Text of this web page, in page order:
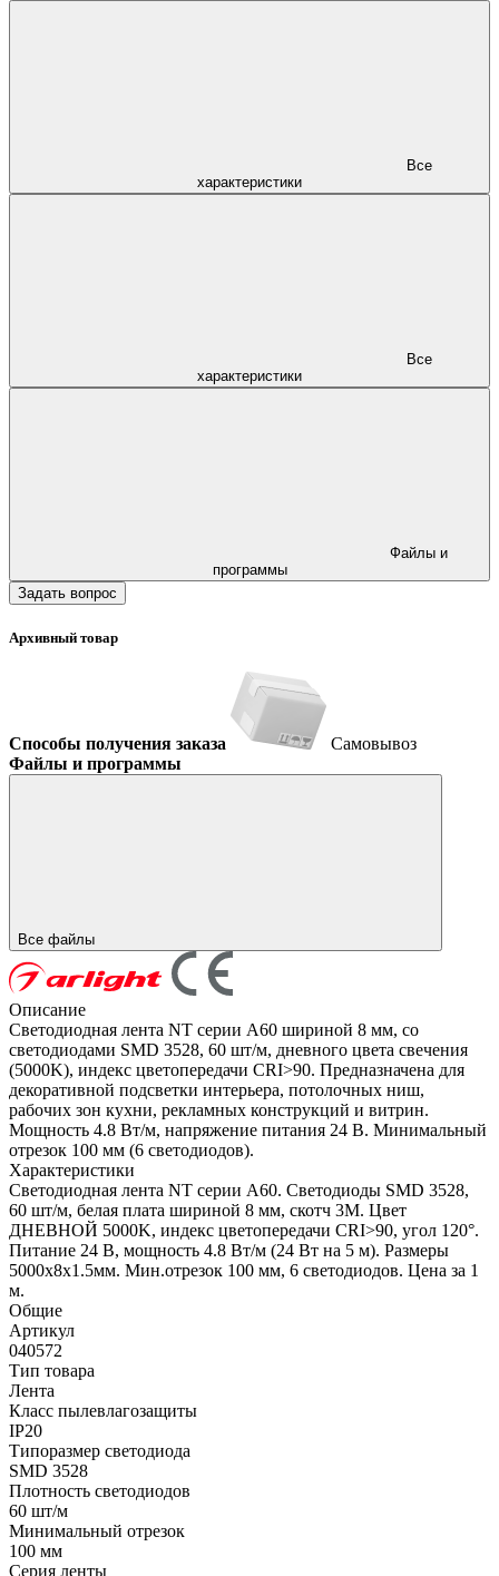
характеристики
характеристики
программы
Задать вопрос
Архивный товар
Способы получения заказа
Самовывоз
Файлы и программы
Все файлы
Описание
Светодиодная лента NT серии A60 шириной 8 мм, со
светодиодами SMD 3528, 60 шт/м, дневного цвета свечения
(5000K), индекс цветопередачи CRI>90. Предназначена для
декоративной подсветки интерьера, потолочных ниш,
рабочих зон кухни, рекламных конструкций и витрин.
Мощность 4.8 Вт/м, напряжение питания 24 В. Минимальный
отрезок 100 мм (6 светодиодов).
Характеристики
Светодиодная лента NT серии A60. Светодиоды SMD 3528,
60 шт/м, белая плата шириной 8 мм, скотч 3M. Цвет
ДНЕВНОЙ 5000K, индекс цветопередачи CRI>90, угол 120°.
Питание 24 В, мощность 4.8 Вт/м (24 Вт на 5 м). Размеры
5000х8x1.5мм. Мин.отрезок 100 мм, 6 светодиодов. Цена за 1
м.
Общие
Артикул
040572
Тип товара
Лента
Класс пылевлагозащиты
IP20
Типоразмер светодиода
SMD 3528
Плотность светодиодов
60 шт/м
Минимальный отрезок
100 мм
Серия ленты